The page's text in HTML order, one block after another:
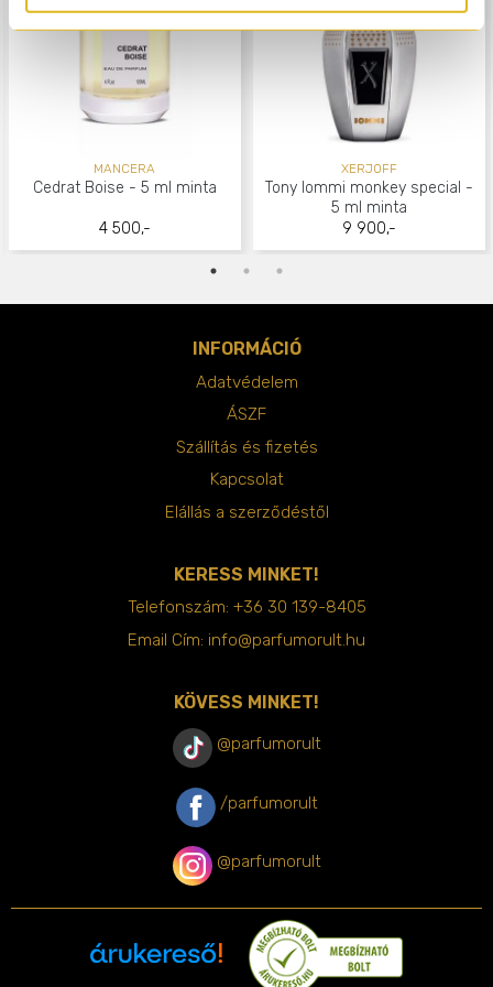
4 500,-
MANCERA
Cedrat Boise - 5 ml minta
9 900,-
XERJOFF
Tony Iommi monkey special -
5 ml minta
INFORMÁCIÓ
Adatvédelem
ÁSZF
Szállítás és fizetés
Kapcsolat
Elállás a szerződéstől
KERESS MINKET!
Telefonszám: +36 30 139-8405
Email Cím: info@parfumorult.hu
KÖVESS MINKET!
@parfumorult
/parfumorult
@parfumorult